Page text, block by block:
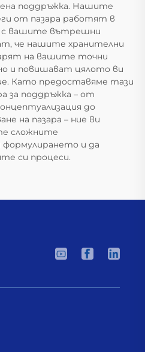
поддръжка. Нашите
от пазара работят в
с вашите вътрешни
че нашите хранителни
на вашите точни
и повишават цялото ви
Като предоставяме тази
за поддръжка – от
до
на пазара – ние ви
сложните
и да
си процеси.